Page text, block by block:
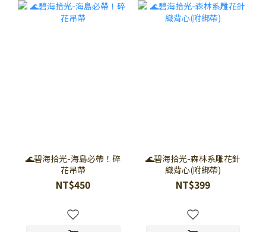
🌊碧海拾光-海島必帶！碎
花吊帶
NT$450
🌊碧海拾光-森林系雕花針
織背心(附綁帶)
NT$399